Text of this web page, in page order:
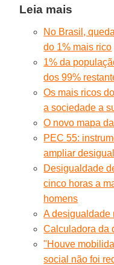
Leia mais
No Brasil,
do 1% mais rico
1% da
dos 99%
Os mais ricos
a sociedade a
O novo mapa
PEC 55:
ampliar
Desigualdade
cinco horas a
homens
A desigualdade
Calculadora da
"Houve
social não foi